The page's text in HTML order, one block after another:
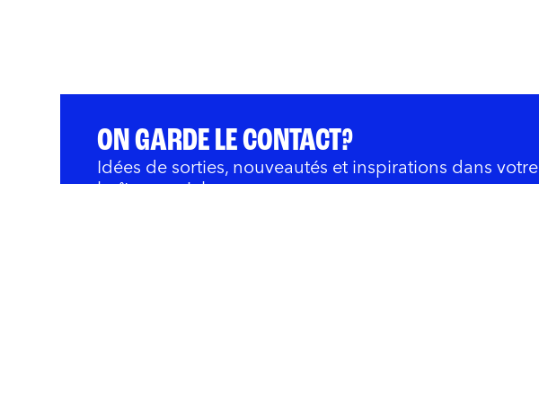
ON GARDE LE CONTACT?
Idées de sorties, nouveautés et inspirations dans votre
boîte courriel.